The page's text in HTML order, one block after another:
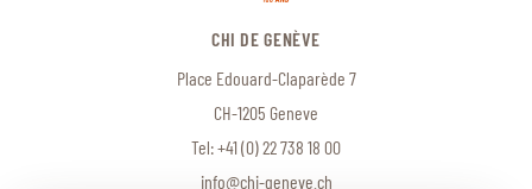
CHI DE GENÈVE
Place Edouard-Claparède 7
CH-1205 Geneve
Tel:+41 (0) 22 738 18 00
info@chi-geneve.ch